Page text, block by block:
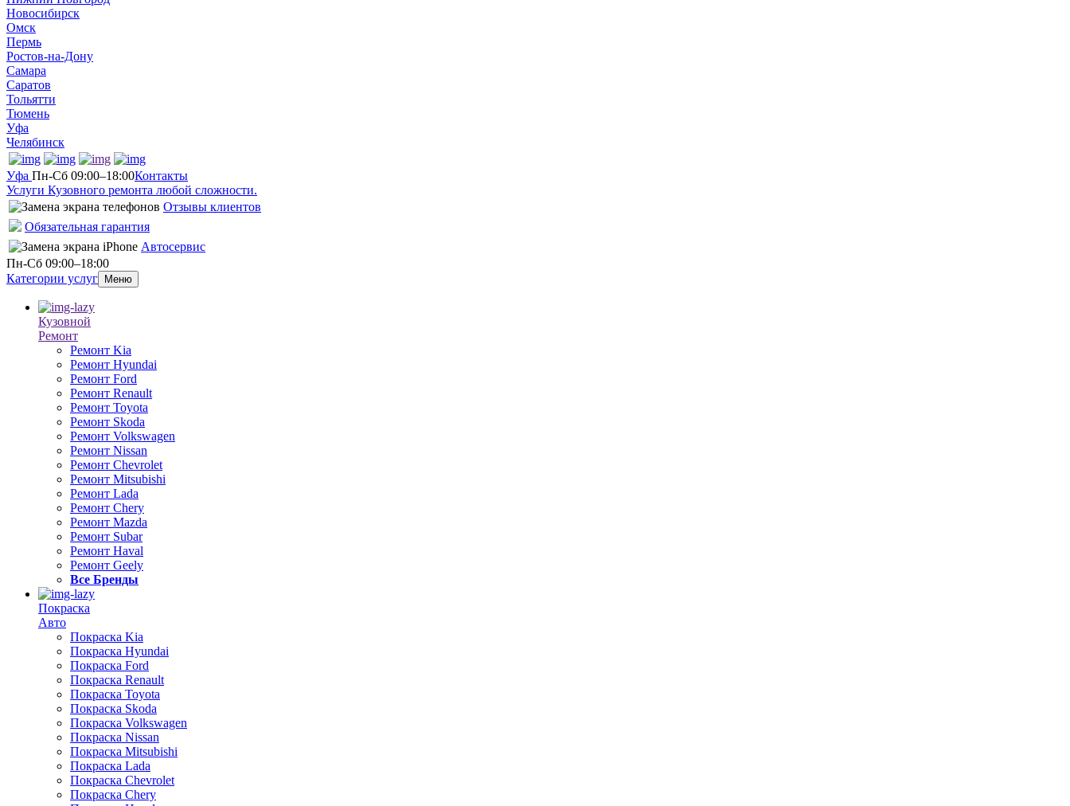
Новосибирск
Омск
Пермь
Ростов-на-Дону
Самара
Саратов
Тольятти
Тюмень
Уфа
Челябинск
Уфа Пн-Сб 09:00–18:00Контакты
Услуги Кузовного ремонта любой сложности.
Отзывы клиентов
Обязательная гарантия
Автосервис
Пн-Сб 09:00–18:00
Категории услуг
Меню
Кузовной
Ремонт
Ремонт Kia
Ремонт Hyundai
Ремонт Ford
Ремонт Renault
Ремонт Toyota
Ремонт Skoda
Ремонт Volkswagen
Ремонт Nissan
Ремонт Chevrolet
Ремонт Mitsubishi
Ремонт Lada
Ремонт Chery
Ремонт Mazda
Ремонт Subar
Ремонт Haval
Ремонт Geely
Все Бренды
Покраска
Авто
Покраска Kia
Покраска Hyundai
Покраска Ford
Покраска Renault
Покраска Toyota
Покраска Skoda
Покраска Volkswagen
Покраска Nissan
Покраска Mitsubishi
Покраска Lada
Покраска Chevrolet
Покраска Chery